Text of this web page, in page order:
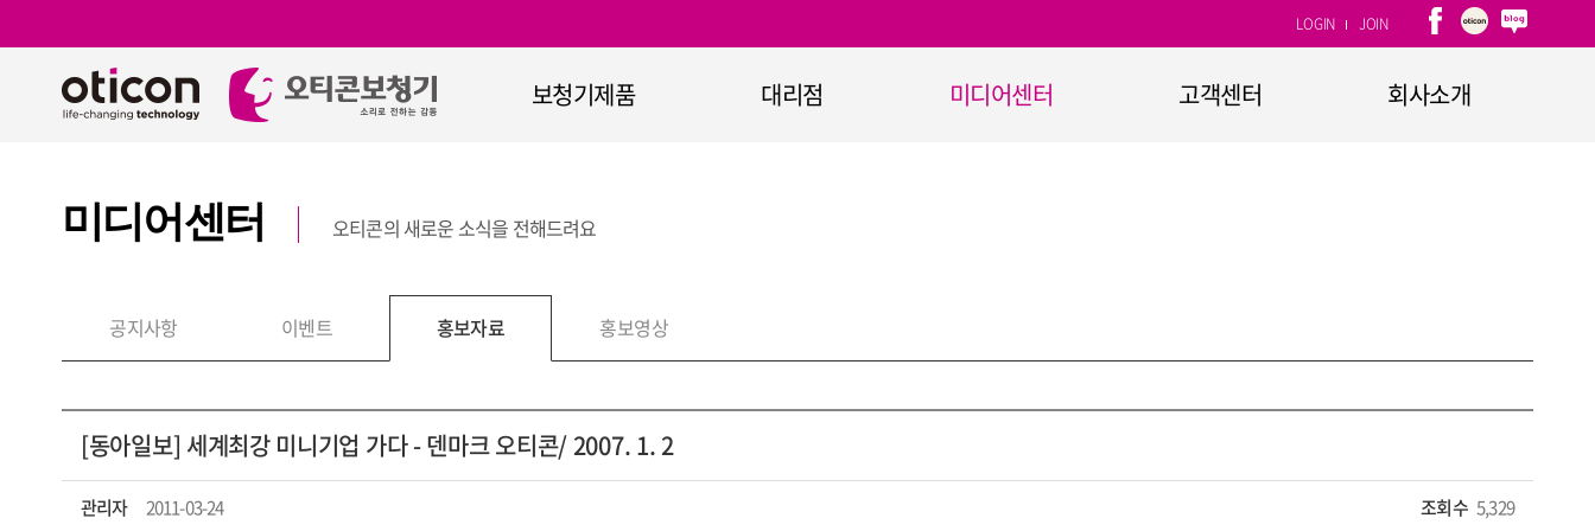
LOGIN JOIN
보청기제품
정부지원보청기
청취보조장비
난청과 보청기란
대리점 미디어센터 고객센터 회사소개
미디어센터 오티콘의 새로운 소식을 전해드려요
공지사항 이벤트 홍보자료 홍보영상
[동아일보] 세계최강 미니기업 가다 - 덴마크 오티콘/ 2007. 1. 2
관리자 2011-03-24 조회수 5,329